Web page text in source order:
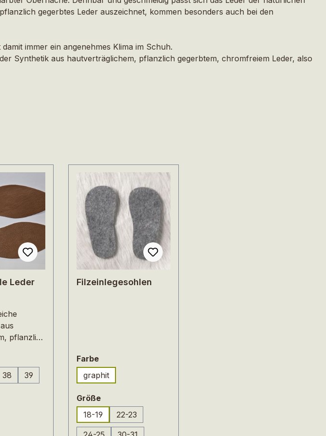
gegerbtes Leder auszeichnet, kommen besonders auch bei den
immer ein angenehmes Klima im Schuh.
Synthetik aus hautverträglichem, pflanzlich gegerbtem, chromfreiem Leder, also
Leder
pflanzlich
sich
38 39
Filzeinlegesohlen
Farbeauswählen
graphit
Größeauswählen
18-19
22-23